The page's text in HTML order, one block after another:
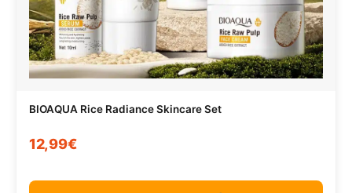
BIOAQUA Rice Radiance Skincare Set
12,99€